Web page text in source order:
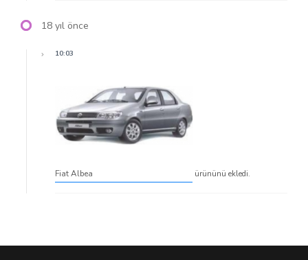
18 yıl önce
10:03
Fiat Albea ürününü ekledi.